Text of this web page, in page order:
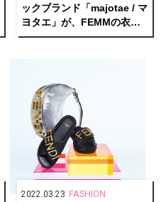
ックブランド「majotae / マ
ヨタエ」が、FEMMの衣装
とコラボレーション
2022.03.23 FASHION